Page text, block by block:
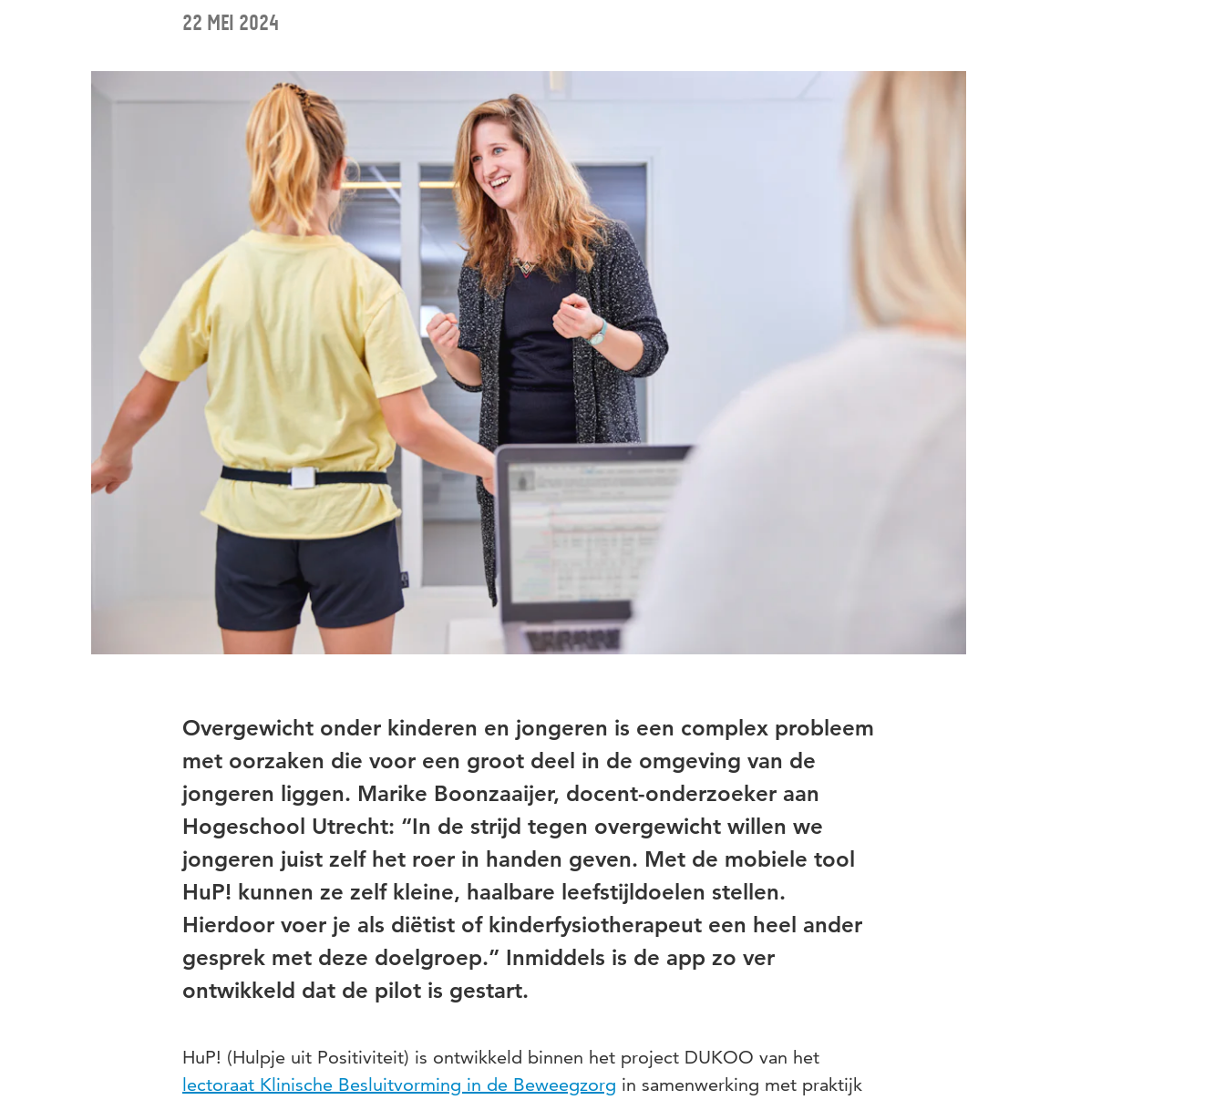
22 mei 2024
Overgewicht onder kinderen en jongeren is een complex probleem
met oorzaken die voor een groot deel in de omgeving van de
jongeren liggen. Marike Boonzaaijer, docent-onderzoeker aan
Hogeschool Utrecht: “In de strijd tegen overgewicht willen we
jongeren juist zelf het roer in handen geven. Met de mobiele tool
HuP! kunnen ze zelf kleine, haalbare leefstijldoelen stellen.
Hierdoor voer je als diëtist of kinderfysiotherapeut een heel ander
gesprek met deze doelgroep.” Inmiddels is de app zo ver
ontwikkeld dat de pilot is gestart.
HuP! (Hulpje uit Positiviteit) is ontwikkeld binnen het project DUKOO van het
lectoraat Klinische Besluitvorming in de Beweegzorg in samenwerking met praktijk